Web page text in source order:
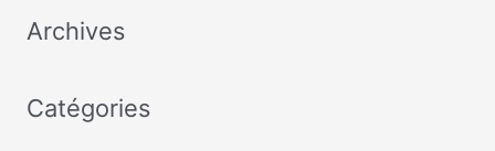
r
h
Archives
Catégories